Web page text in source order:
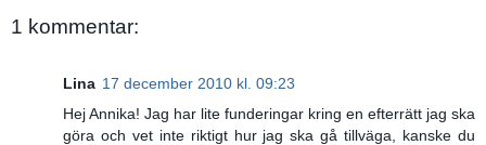
1 kommentar:
Lina 17 december 2010 kl. 09:23
Hej Annika! Jag har lite funderingar kring en efterrätt jag ska
göra och vet inte riktigt hur jag ska gå tillväga, kanske du